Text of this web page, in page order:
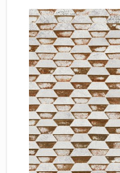
Мозаики
Искусственный камень
Клинкер